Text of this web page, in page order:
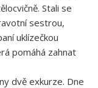
Stali se
sestrou,
uklízečkou
pomáhá zahnat
dvě exkurze. Dne